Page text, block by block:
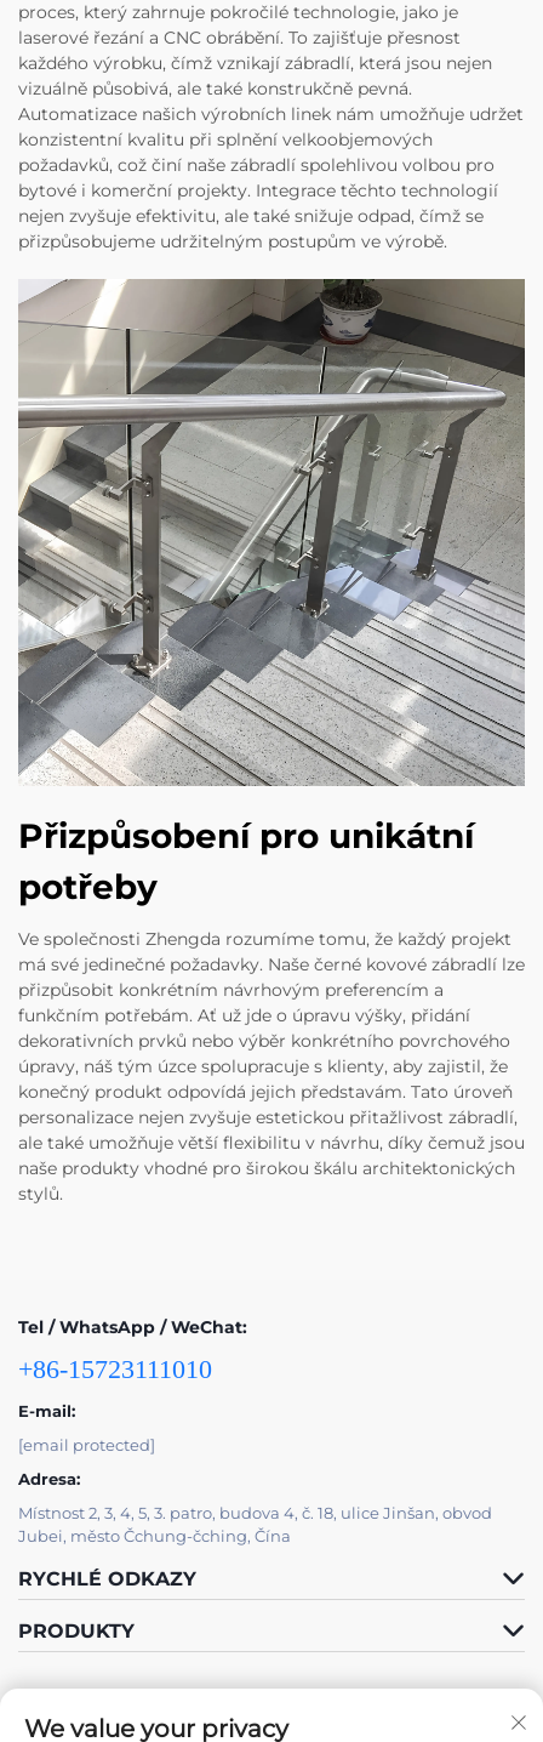
proces, který zahrnuje pokročilé technologie, jako je
laserové řezání a CNC obrábění. To zajišťuje přesnost
každého výrobku, čímž vznikají zábradlí, která jsou nejen
vizuálně působivá, ale také konstrukčně pevná.
Automatizace našich výrobních linek nám umožňuje udržet
konzistentní kvalitu při splnění velkoobjemových
požadavků, což činí naše zábradlí spolehlivou volbou pro
bytové i komerční projekty. Integrace těchto technologií
nejen zvyšuje efektivitu, ale také snižuje odpad, čímž se
přizpůsobujeme udržitelným postupům ve výrobě.
Přizpůsobení pro unikátní
potřeby
Ve společnosti Zhengda rozumíme tomu, že každý projekt
má své jedinečné požadavky. Naše černé kovové zábradlí lze
přizpůsobit konkrétním návrhovým preferencím a
funkčním potřebám. Ať už jde o úpravu výšky, přidání
dekorativních prvků nebo výběr konkrétního povrchového
úpravy, náš tým úzce spolupracuje s klienty, aby zajistil, že
konečný produkt odpovídá jejich představám. Tato úroveň
personalizace nejen zvyšuje estetickou přitažlivost zábradlí,
ale také umožňuje větší flexibilitu v návrhu, díky čemuž jsou
naše produkty vhodné pro širokou škálu architektonických
stylů.
Tel / WhatsApp / WeChat:
+86-15723111010
E-mail:
[email protected]
Adresa:
Místnost 2, 3, 4, 5, 3. patro, budova 4, č. 18, ulice Jinšan, obvod
Jubei, město Čchung-čching, Čína
RYCHLÉ ODKAZY
PRODUKTY
We value your privacy